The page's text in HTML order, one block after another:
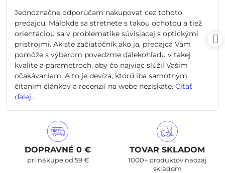
5
Jednoznačne odporúčam nakupovať cez tohoto
predajcu. Málokde sa stretnete s takou ochotou a tiež
orientáciou sa v problematike súvisiacej s optickými
prístrojmi. Ak ste začiatočník ako ja, predajca Vám
pomôže s výberom povedzme ďalekohľadu v takej
kvalite a parametroch, aby čo najviac slúžil Vašim
očakávaniam. A to je devíza, ktorú iba samotným
čítaním článkov a recenzií na webe nezískate. Čítať
ďalej...
DOPRAVNÉ 0 €
pri nákupe od 59 €
TOVAR SKLADOM
1000+ produktov naozaj
skladom